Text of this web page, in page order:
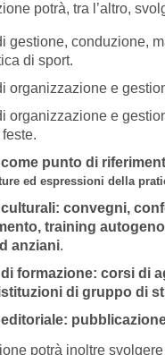
potrà, tra l’altro,
gestione, conduzione,
di sport.
organizzazione e
organizzazione e
punto di
ed espressioni della
convegni,
training
anziani.
formazione: corsi di
di gruppo di
potrà inoltre